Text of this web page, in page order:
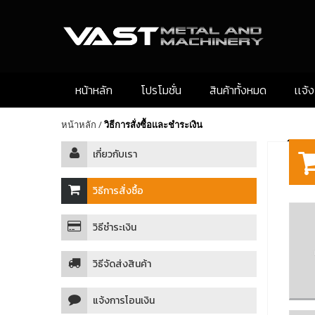
หน้าหลัก โปรโมชั่น สินค้าทั้งหมด เเจ้
หน้าหลัก /วิธีการสั่งซื้อเเละชำระเงิน
เกี่ยวกับเรา
วิธีการสั่งซื้อ
วิธีชำระเงิน
วิธีจัดส่งสินค้า
แจ้งการโอนเงิน